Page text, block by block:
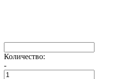
Количество:
-